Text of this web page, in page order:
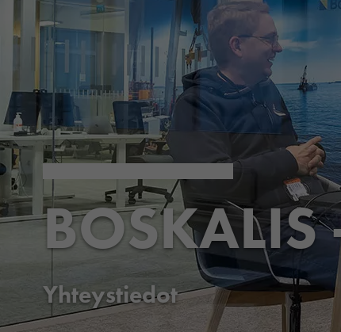
BOSKALIS
Yhteystiedot